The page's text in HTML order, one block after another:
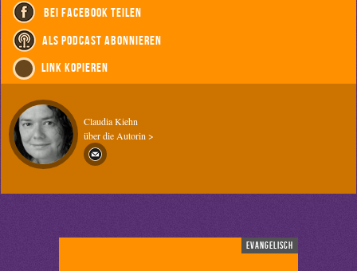
bei Facebook teilen
als Podcast abonnieren
Link kopieren
Claudia Kiehn
über die Autorin >
evangelisch